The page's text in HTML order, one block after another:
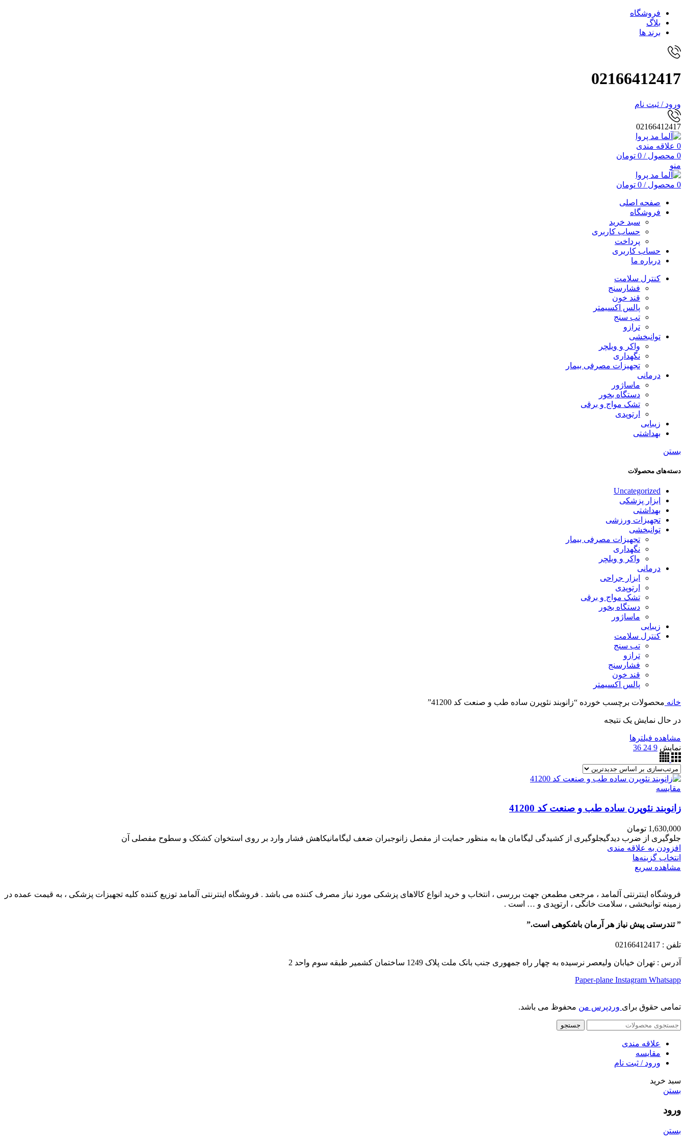
فروشگاه
بلاگ
برند ها
02166412417
ورود / ثبت نام
02166412417
0 علاقه مندی
0 محصول /
0 تومان
منو
0 محصول /
0 تومان
صفحه اصلی
فروشگاه
سبد خرید
حساب کاربری
پرداخت
حساب کاربری
درباره ما
کنترل سلامت
فشارسنج
قند خون
پالس اکسیمتر
تب سنج
ترازو
توانبخشی
واکر و ویلچر
نگهداری
تجهیزات مصرفی بیمار
درمانی
ماساژور
دستگاه بخور
تشک مواج و برقی
ارتوپدی
زیبایی
بهداشتی
بستن
دسته‌های محصولات
Uncategorized
ابزار پزشکی
بهداشتی
تجهیزات ورزشی
توانبخشی
تجهیزات مصرفی بیمار
نگهداری
واکر و ویلچر
درمانی
ابزار جراحی
ارتوپدی
تشک مواج و برقی
دستگاه بخور
ماساژور
زیبایی
کنترل سلامت
تب سنج
ترازو
فشارسنج
قند خون
پالس اکسیمتر
خانه محصولات برچسب خورده “زانوبند نئوپرن ساده طب و صنعت کد 41200”
در حال نمایش یک نتیجه
مشاهده فیلترها
نمایش 9
24
36
مقایسه
زانوبند نئوپرن ساده طب و صنعت کد 41200
1,630,000 تومان
جلوگیری از ضرب دیدگیجلوگیری از کشیدگی لیگامان ها به منظور حمایت از مفصل زانوجبران ضعف لیگامانیکاهش فشار وارد بر روی استخوان کشکک و سطوح مفصلی آن
افزودن به علاقه مندی
انتخاب گزینه‌ها
مشاهده سریع
فروشگاه اینترنتی آلمامد ، مرجعی مطمعن جهت بررسی ، انتخاب و خرید انواع کالاهای پزشکی مورد نیاز مصرف کننده می باشد . فروشگاه اینترنتی آلمامد توزیع کننده کلیه تجهیزات پزشکی ، به قیمت عمده در
زمینه توانبخشی ، سلامت خانگی ، ارتوپدی و … است .
” تندرستی پیش نیاز هر آرمان باشکوهی است.”
تلفن : 02166412417
آدرس : تهران خیابان ولیعصر نرسیده به چهار راه جمهوری جنب بانک ملت پلاک 1249 ساختمان کشمیر طبقه سوم واحد 2
Paper-plane Instagram Whatsapp
تمامی حقوق برای وردپرس من محفوظ می باشد.
جستجو
علاقه مندی
مقایسه
ورود / ثبت نام
سبد خرید
بستن
ورود
بستن